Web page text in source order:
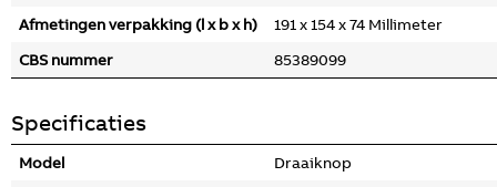
Afmetingen verpakking (l x b x h)
191 x 154 x 74 Millimeter
CBS nummer
85389099
Specificaties
Model
Draaiknop